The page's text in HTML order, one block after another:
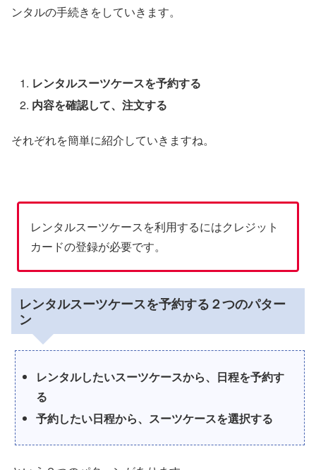
ンタルの手続きをしていきます。
レンタルスーツケースを予約する
内容を確認して、注文する
それぞれを簡単に紹介していきますね。
レンタルスーツケースを利用するにはクレジット
カードの登録が必要です。
レンタルスーツケースを予約する２つのパター
ン
レンタルしたいスーツケースから、日程を予約す
る
予約したい日程から、スーツケースを選択する